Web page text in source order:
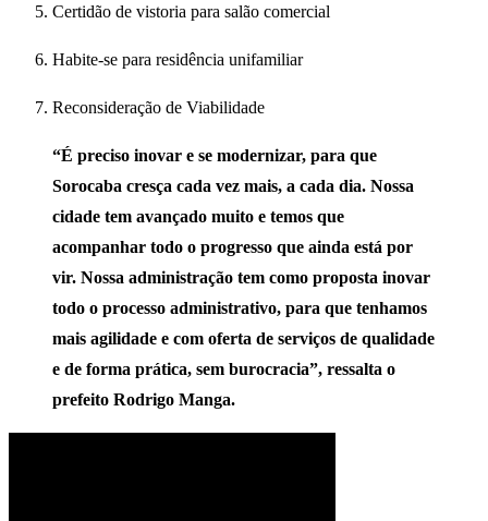
Certidão de vistoria para salão comercial
Habite-se para residência unifamiliar
Reconsideração de Viabilidade
“É preciso inovar e se modernizar, para que
Sorocaba cresça cada vez mais, a cada dia. Nossa
cidade tem avançado muito e temos que
acompanhar todo o progresso que ainda está por
vir. Nossa administração tem como proposta inovar
todo o processo administrativo, para que tenhamos
mais agilidade e com oferta de serviços de qualidade
e de forma prática, sem burocracia”, ressalta o
prefeito Rodrigo Manga.